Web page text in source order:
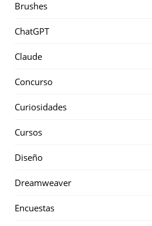
Brushes
ChatGPT
Claude
Concurso
Curiosidades
Cursos
Diseño
Dreamweaver
Encuestas